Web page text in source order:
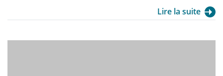
Lire la suite